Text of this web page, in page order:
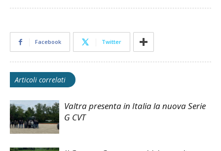
Facebook Twitter
Articoli correlati
Valtra presenta in Italia la nuova Serie
G CVT